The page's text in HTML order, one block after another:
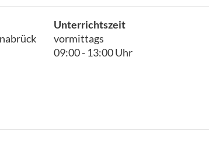
Unterrichtszeit
vormittags
09:00 - 13:00 Uhr